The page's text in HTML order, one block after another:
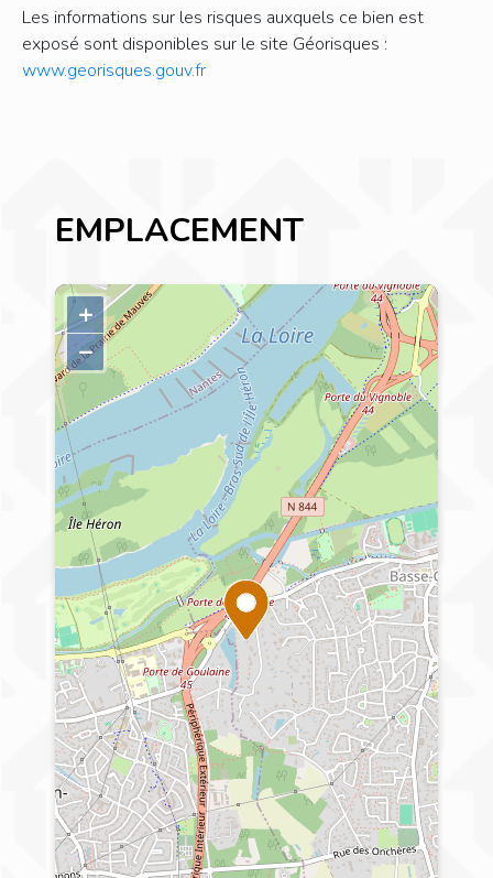
Les informations sur les risques auxquels ce bien est
exposé sont disponibles sur le site Géorisques :
www.georisques.gouv.fr
EMPLACEMENT
+
–